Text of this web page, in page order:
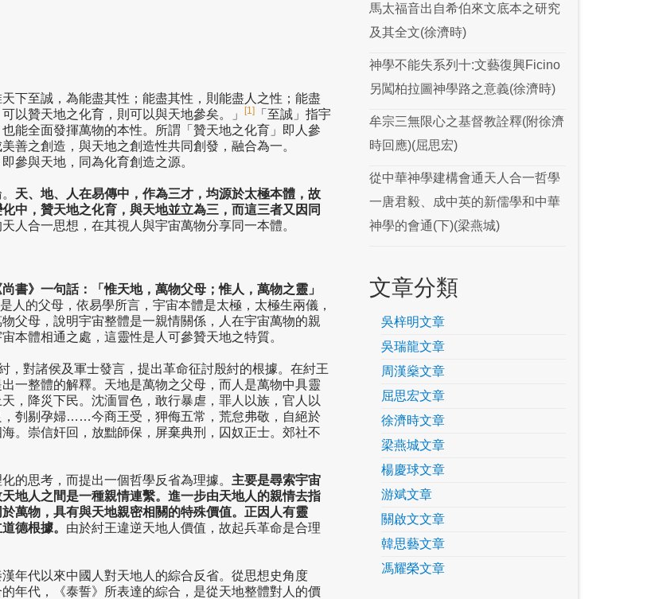
下至誠，為能盡其性；能盡其性，則能盡人之性；能盡
以贊天地之化育，則可以與天地參矣。」
[1]
「至誠」指宇
能全面發揮萬物的本性。所謂「贊天地之化育」即人參
善之創造，與天地之創造性共同創發，融合為一。
參與天地，同為化育創造之源。
天、地、人在易傳中，作為三才，均源於太極本體，故
中，贊天地之化育，與天地並立為三，而這三者又因同
人合一思想，在其視人與宇宙萬物分享同一本體。
尚書》一句話：「惟天地，萬物父母；惟人，萬物之靈」
人的父母，依易學所言，宇宙本體是太極，太極生兩儀，
父母，說明宇宙整體是一親情關係，人在宇宙萬物的親
本體相通之處，這靈性是人可參贊天地之特質。
，對諸侯及軍士發言，提出革命征討殷紂的根據。在紂王
一整體的解釋。天地是萬物之父母，而人是萬物中具靈
，降災下民。沈湎冒色，敢行暴虐，罪人以族，官人以
刳剔孕婦……今商王受，狎侮五常，荒怠弗敬，自絕於
。崇信奸回，放黜師保，屏棄典刑，囚奴正士。郊社不
的思考，而提出一個哲學反省為理據。 主要是尋索宇宙
地人之間是一種親情連繫。進一步由天地人的親情去指
萬物，具有與天地親密相關的特殊價值。正因人有靈
德根據。 由於紂王違逆天地人價值，故起兵革命是合理
年代以來中國人對天地人的綜合反省。從思想史角度
年代，《泰誓》所表達的綜合，是從天地整體對人的價
馬太福音出自希伯來文底本之研究
及其全文(徐濟時)
神學不能失系列十:文藝復興Ficino
另闖柏拉圖神學路之意義(徐濟時)
牟宗三無限心之基督教詮釋(附徐濟
時回應)(屈思宏)
從中華神學建構會通天人合一哲學
一唐君毅、成中英的新儒學和中華
神學的會通(下)(梁燕城)
文章分類
吳梓明文章
吳瑞龍文章
周漢燊文章
屈思宏文章
徐濟時文章
梁燕城文章
楊慶球文章
游斌文章
關啟文文章
韓思藝文章
馮耀榮文章